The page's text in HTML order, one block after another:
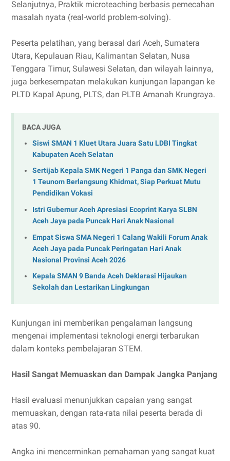
Selanjutnya, Praktik microteaching berbasis pemecahan
masalah nyata (real-world problem-solving).
Peserta pelatihan, yang berasal dari Aceh, Sumatera
Utara, Kepulauan Riau, Kalimantan Selatan, Nusa
Tenggara Timur, Sulawesi Selatan, dan wilayah lainnya,
juga berkesempatan melakukan kunjungan lapangan ke
PLTD Kapal Apung, PLTS, dan PLTB Amanah Krungraya.
BACA JUGA
Siswi SMAN 1 Kluet Utara Juara Satu LDBI Tingkat
Kabupaten Aceh Selatan
Sertijab Kepala SMK Negeri 1 Panga dan SMK Negeri
1 Teunom Berlangsung Khidmat, Siap Perkuat Mutu
Pendidikan Vokasi
Istri Gubernur Aceh Apresiasi Ecoprint Karya SLBN
Aceh Jaya pada Puncak Hari Anak Nasional
Empat Siswa SMA Negeri 1 Calang Wakili Forum Anak
Aceh Jaya pada Puncak Peringatan Hari Anak
Nasional Provinsi Aceh 2026
Kepala SMAN 9 Banda Aceh Deklarasi Hijaukan
Sekolah dan Lestarikan Lingkungan
Kunjungan ini memberikan pengalaman langsung
mengenai implementasi teknologi energi terbarukan
dalam konteks pembelajaran STEM.
Hasil Sangat Memuaskan dan Dampak Jangka Panjang
Hasil evaluasi menunjukkan capaian yang sangat
memuaskan, dengan rata-rata nilai peserta berada di
atas 90.
Angka ini mencerminkan pemahaman yang sangat kuat